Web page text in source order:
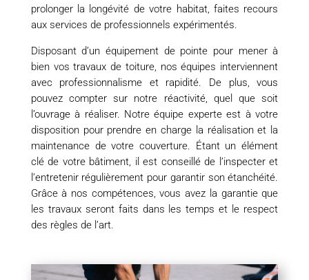
prolonger la longévité de votre habitat, faites recours
aux services de professionnels expérimentés.
Disposant d’un équipement de pointe pour mener à
bien vos travaux de toiture, nos équipes interviennent
avec professionnalisme et rapidité. De plus, vous
pouvez compter sur notre réactivité, quel que soit
l’ouvrage à réaliser. Notre équipe experte est à votre
disposition pour prendre en charge la réalisation et la
maintenance de votre couverture. Étant un élément
clé de votre bâtiment, il est conseillé de l’inspecter et
l’entretenir régulièrement pour garantir son étanchéité.
Grâce à nos compétences, vous avez la garantie que
les travaux seront faits dans les temps et le respect
des règles de l’art.